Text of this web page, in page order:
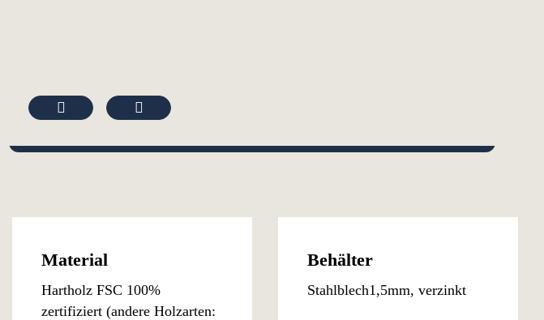
Previous Next
Material
Hartholz FSC 100%
zertifiziert (andere Holzarten:
Behälter
Stahlblech1,5mm, verzinkt